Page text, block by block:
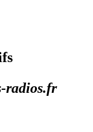
radios.fr